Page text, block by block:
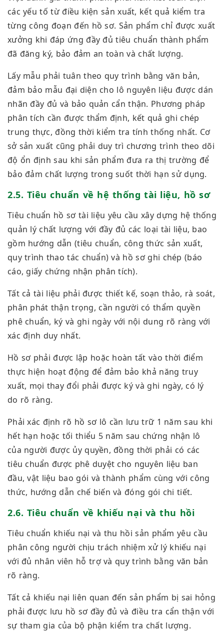
các yếu tố từ điều kiện sản xuất, kết quả kiểm tra
từng công đoạn đến hồ sơ. Sản phẩm chỉ được xuất
xưởng khi đáp ứng đầy đủ tiêu chuẩn thành phẩm
đã đăng ký, bảo đảm an toàn và chất lượng.
Lấy mẫu phải tuân theo quy trình bằng văn bản,
đảm bảo mẫu đại diện cho lô nguyên liệu được dán
nhãn đầy đủ và bảo quản cẩn thận. Phương pháp
phân tích cần được thẩm định, kết quả ghi chép
trung thực, đồng thời kiểm tra tính thống nhất. Cơ
sở sản xuất cũng phải duy trì chương trình theo dõi
độ ổn định sau khi sản phẩm đưa ra thị trường để
bảo đảm chất lượng trong suốt thời hạn sử dụng.
2.5. Tiêu chuẩn về hệ thống tài liệu, hồ sơ
Tiêu chuẩn hồ sơ tài liệu yêu cầu xây dựng hệ thống
quản lý chất lượng với đầy đủ các loại tài liệu, bao
gồm hướng dẫn (tiêu chuẩn, công thức sản xuất,
quy trình thao tác chuẩn) và hồ sơ ghi chép (báo
cáo, giấy chứng nhận phân tích).
Tất cả tài liệu phải được thiết kế, soạn thảo, rà soát,
phân phát thận trọng, cần người có thẩm quyền
phê chuẩn, ký và ghi ngày với nội dung rõ ràng với
xác định duy nhất.
Hồ sơ phải được lập hoặc hoàn tất vào thời điểm
thực hiện hoạt động để đảm bảo khả năng truy
xuất, mọi thay đổi phải được ký và ghi ngày, có lý
do rõ ràng.
Phải xác định rõ hồ sơ lô cần lưu trữ 1 năm sau khi
hết hạn hoặc tối thiểu 5 năm sau chứng nhận lô
của người được ủy quyền, đồng thời phải có các
tiêu chuẩn được phê duyệt cho nguyên liệu ban
đầu, vật liệu bao gói và thành phẩm cùng với công
thức, hướng dẫn chế biến và đóng gói chi tiết.
2.6. Tiêu chuẩn về khiếu nại và thu hồi
Tiêu chuẩn khiếu nại và thu hồi sản phẩm yêu cầu
phân công người chịu trách nhiệm xử lý khiếu nại
với đủ nhân viên hỗ trợ và quy trình bằng văn bản
rõ ràng.
Tất cả khiếu nại liên quan đến sản phẩm bị sai hỏng
phải được lưu hồ sơ đầy đủ và điều tra cẩn thận với
sự tham gia của bộ phận kiểm tra chất lượng.